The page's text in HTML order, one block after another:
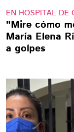
EN HOSPITAL DE
"Mire cómo
María Elena
a golpes